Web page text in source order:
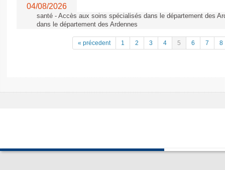
04/08/2026
santé - Accès aux soins spécialisés dans le département des
dans le département des Ardennes
« précedent 1 2 3 4 5 6 7 8